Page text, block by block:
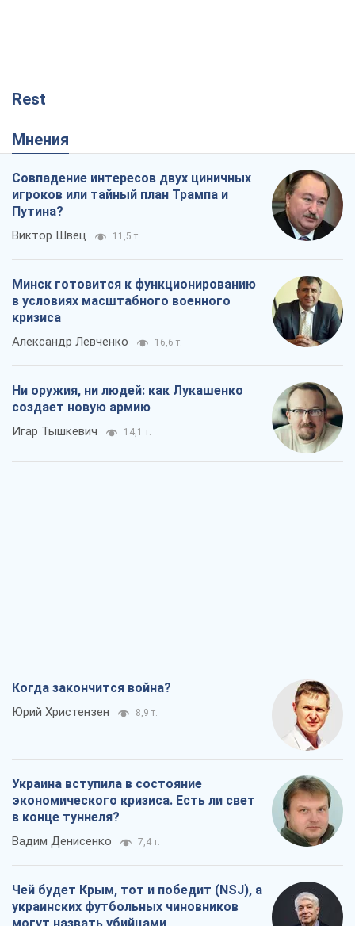
Rest
Мнения
Совпадение интересов двух циничных
игроков или тайный план Трампа и
Путина?
Виктор Швец 11,5 т.
Минск готовится к функционированию
в условиях масштабного военного
кризиса
Александр Левченко 16,6 т.
Ни оружия, ни людей: как Лукашенко
создает новую армию
Игар Тышкевич 14,1 т.
Когда закончится война?
Юрий Христензен 8,9 т.
Украина вступила в состояние
экономического кризиса. Есть ли свет
в конце туннеля?
Вадим Денисенко 7,4 т.
Чей будет Крым, тот и победит (NSJ), а
украинских футбольных чиновников